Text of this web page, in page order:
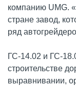
компанию UMG.
стране завод,
ряд
ГС-14.02 и ГС-
строительстве
выравнивании,